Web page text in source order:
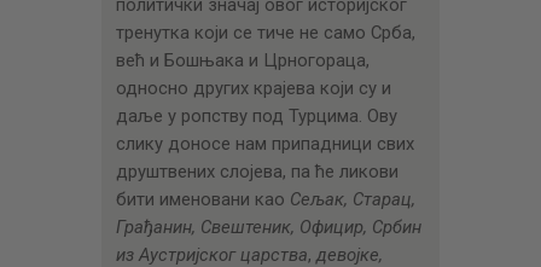
тренутка који се тиче не само Срба,
већ и Бошњака и Црногораца,
односно других крајева који су и
даље у ропству под Турцима. Ову
слику доносе нам припадници свих
друштвених слојева, па ће ликови
бити именовани као Сељак, Старац,
Грађанин, Свештеник, Официр, Србин
из Аустријског царства, девојке,